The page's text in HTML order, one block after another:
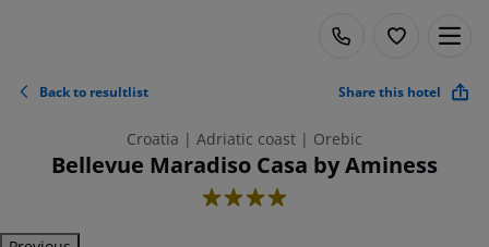
Back to resultlist Share this hotel
Croatia | Adriatic coast | Orebic
Bellevue Maradiso Casa by Aminess
4